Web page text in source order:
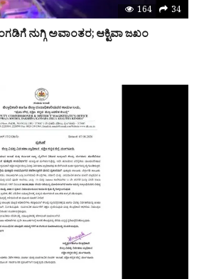
164 34
ನುಗ್ಗಿ ಅವಾಂತರ; ಆಕ್ಟಿವಾ ಜಖಂ